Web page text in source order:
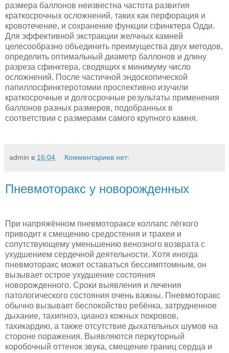
размера баллонов неизвестна частота развития
краткосрочных осложнений, таких как перфорация и
кровотечение, и сохранение функции сфинктера Одди.
Для эффективной экстракции желчных камней
целесообразно объединить преимущества двух методов,
определить оптимальный диаметр баллонов и длину
разреза сфинктера, сводящих к минимуму число
осложнений. После частичной эндоскопической
папиллосфинктеротомии проспективно изучили
краткосрочные и долгосрочные результаты применения
баллонов разных размеров, подобранных в
соответствии с размерами самого крупного камня.
admin в 16:04 Комментариев нет:
Пневмоторакс у новорожденных
При напряжённом пневмотораксе коллапс лёгкого
приводит к смещению средостения и трахеи и
сопутствующему уменьшению венозного возврата с
ухудшением сердечной деятельности. Хотя иногда
пневмоторакс может оставаться бессимптомным, он
вызывает острое ухудшение состояния
новорожденного. Сроки выявления и лечения
патологического состояния очень важны. Пневмоторакс
обычно вызывает беспокойство ребёнка, затрудненное
дыхание, тахипноэ, цианоз кожных покровов,
тахикардию, а также отсутствие дыхательных шумов на
стороне поражения. Выявляются перкуторный
коробочный оттенок звука, смещение границ сердца и